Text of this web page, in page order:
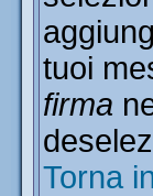
tuoi
firma
Torna